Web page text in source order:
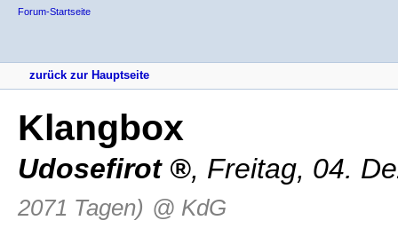
Forum-Startseite
zurück zur Hauptseite
Klangbox
Udosefirot , Freitag, 04.
2071 Tagen) @ KdG